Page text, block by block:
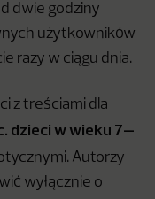
dwie godziny
użytkowników
razy w ciągu dnia.
z treściami dla
dzieci w wieku 7–
Autorzy
wyłącznie o